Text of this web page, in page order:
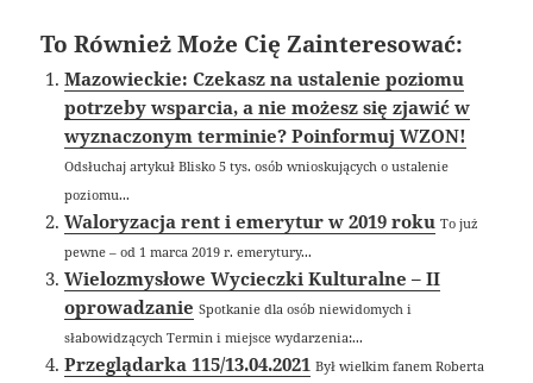
To Również Może Cię Zainteresować:
Mazowieckie: Czekasz na ustalenie poziomu
potrzeby wsparcia, a nie możesz się zjawić w
wyznaczonym terminie? Poinformuj WZON!
Odsłuchaj artykuł Blisko 5 tys. osób wnioskujących o ustalenie
poziomu...
Waloryzacja rent i emerytur w 2019 roku To już
pewne – od 1 marca 2019 r. emerytury...
Wielozmysłowe Wycieczki Kulturalne – II
oprowadzanie Spotkanie dla osób niewidomych i
słabowidzących Termin i miejsce wydarzenia:...
Przeglądarka 115/13.04.2021 Był wielkim fanem Roberta